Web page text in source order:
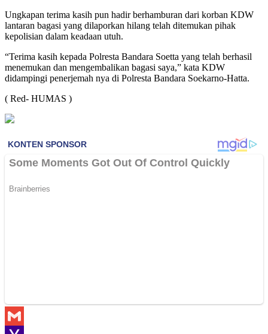
Ungkapan terima kasih pun hadir berhamburan dari korban KDW
lantaran bagasi yang dilaporkan hilang telah ditemukan pihak
kepolisian dalam keadaan utuh.
“Terima kasih kepada Polresta Bandara Soetta yang telah berhasil
menemukan dan mengembalikan bagasi saya,” kata KDW
didampingi penerjemah nya di Polresta Bandara Soekarno-Hatta.
( Red- HUMAS )